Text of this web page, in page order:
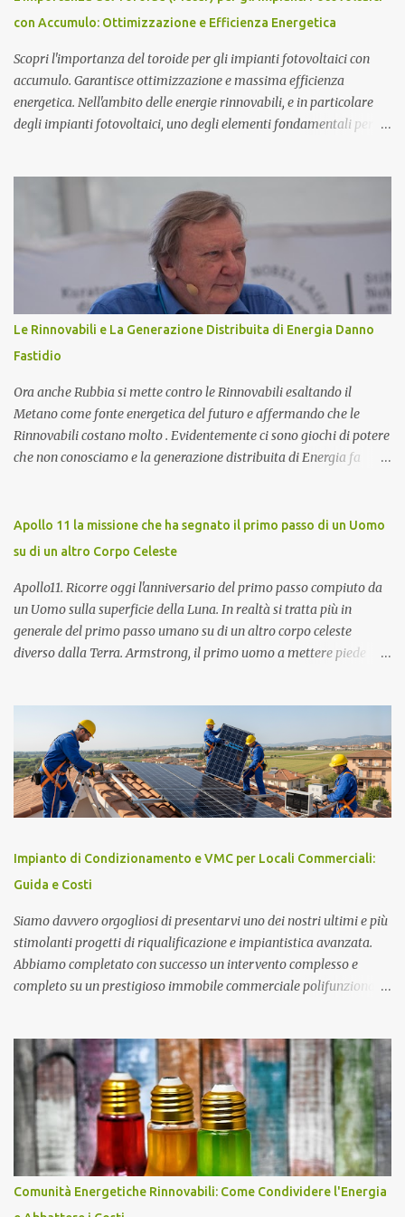
da triplette neutre di quark (+1,-1,0). Secondo questo modello di
atomo magnetico quindi non ci sono protoni e neutroni nel nucleo
atomico...
con Accumulo: Ottimizzazione e Efficienza Energetica
Scopri l'importanza del toroide per gli impianti fotovoltaici con
accumulo. Garantisce ottimizzazione e massima efficienza
energetica. Nell'ambito delle energie rinnovabili, e in particolare
degli impianti fotovoltaici, uno degli elementi fondamentali per
un ruolo cruciale nella gestione dell'energia prodotta e accumulata,
contribuendo significativamente a migliorare le prestazioni
complessive dell'impianto. In questo articolo, esploreremo nel
dettaglio l'importanza del toroide negli impianti fotovoltaici con
accumulo di energia, come funziona, e perché è essenziale per
ottimizzare il rendimento energetico. Approfondiremo inoltre le
implicazioni che il suo corretto utilizzo ha sulla durata e
sull'affidabilità dell'intero sistema. Cos'è un Toroide o Meter e
Come Funziona? Il toroide (o meter) è un dispositivo el...
Le Rinnovabili e La Generazione Distribuita di Energia Danno
Fastidio
Ora anche Rubbia si mette contro le Rinnovabili esaltando il
Metano come fonte energetica del futuro e affermando che le
Rinnovabili costano molto . Evidentemente ci sono giochi di potere
che non conosciamo e la generazione distribuita di Energia fa
quanto trattasi di uno dei più famosi scienziati italiani. Ha
ottenuto il Premio Nobel per la Fisica nel 1984 ed attualmente è
Vita della Repubblica Italiana ). Collabora con il CIEMAT (centro
di ricerca sull'energia, l'ambiente e la tecnologia), un organismo
spagnolo simile all'italiano ENEA, come consigliere speciale per la
ricerca in campo energetico, dove sostiene fortemente lo sviluppo
Apollo 11 la missione che ha segnato il primo passo di un Uomo
su di un altro Corpo Celeste
Apollo11. Ricorre oggi l'anniversario del primo passo compiuto da
un Uomo sulla superficie della Luna. In realtà si tratta più in
generale del primo passo umano su di un altro corpo celeste
diverso dalla Terra. Armstrong, il primo uomo a mettere piede
per un uomo. Un grande balzo per l'umanità). L'allunaggio
dell'Apollo 11 era avvenuto il giorno prima alle ore 4,56 (ora
italiana) non senza qualche complicazione in fase di discesa del
modulo lunare brillantemente risolta dall'equipaggio formato da
Neil Armstrong (comandante), Edwin Aldrin (pilota del modulo
Columbia) rimasto in orbita lunare ad attendere il ritorno degli
altri due Astronauti. Se volete rivivere la storica missione
dell'Apollo 11, la fondazione J.F. Kennedy ha messo a punto uno
spettacolare sit...
Impianto di Condizionamento e VMC per Locali Commerciali:
Guida e Costi
Siamo davvero orgogliosi di presentarvi uno dei nostri ultimi e più
stimolanti progetti di riqualificazione e impiantistica avanzata.
Abbiamo completato con successo un intervento complesso e
completo su un prestigioso immobile commerciale polifunzionale,
a 200 persone in totale sicurezza e comfort. Impianto Fotovoltaico
da 36 kWp Grid-Connected Per completare l'efficentamento
energetico e ridurre drasticamente i costi di gestione dell'immobile,
abbiamo inoltre installato un potente impianto fotovoltaico da 36
kWp in configurazione grid-connected senza accumulo. Il sistema
si compone di 80 moduli fotovoltaici di ultima generazione ad alta
efficienza e di inverter trifase di primaria marca, collegati alle
protezioni di stringa e ai quadri elettrici dedicati. Un intervento
Comunità Energetiche Rinnovabili: Come Condividere l'Energia